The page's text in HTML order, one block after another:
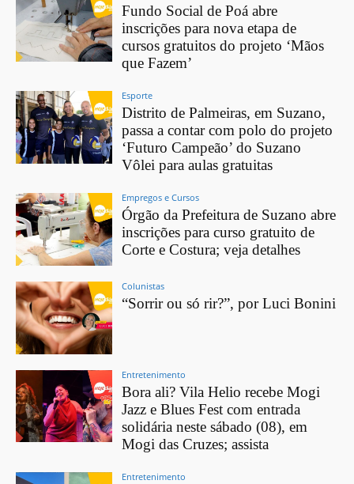
Fundo Social de Poá abre
inscrições para nova etapa de
cursos gratuitos do projeto ‘Mãos
que Fazem’
Esporte
Distrito de Palmeiras, em Suzano,
passa a contar com polo do projeto
‘Futuro Campeão’ do Suzano
Vôlei para aulas gratuitas
Empregos e Cursos
Órgão da Prefeitura de Suzano abre
inscrições para curso gratuito de
Corte e Costura; veja detalhes
Colunistas
“Sorrir ou só rir?”, por Luci Bonini
Entretenimento
Bora ali? Vila Helio recebe Mogi
Jazz e Blues Fest com entrada
solidária neste sábado (08), em
Mogi das Cruzes; assista
Entretenimento